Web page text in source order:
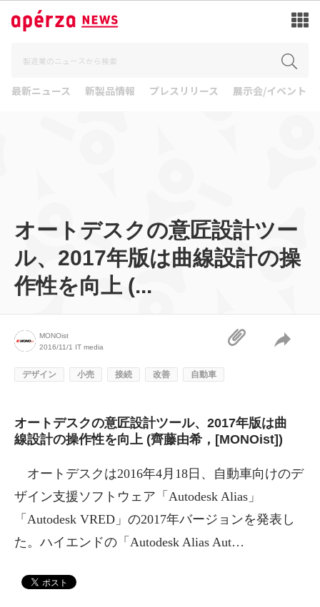
最新ニュース 新製品情報 プレスリリース 展示会/イベント
オートデスクの意匠設計ツー
ル、2017年版は曲線設計の操
作性を向上 (...
MONOist
2016/11/1 IT media
デザイン 小売 接続 改善 自動車
オートデスクの意匠設計ツール、2017年版は曲
線設計の操作性を向上 (齊藤由希，[MONOist])
オートデスクは2016年4月18日、自動車向けのデ
ザイン支援ソフトウェア「Autodesk Alias」
「Autodesk VRED」の2017年バージョンを発表し
た。ハイエンドの「Autodesk Alias Aut…